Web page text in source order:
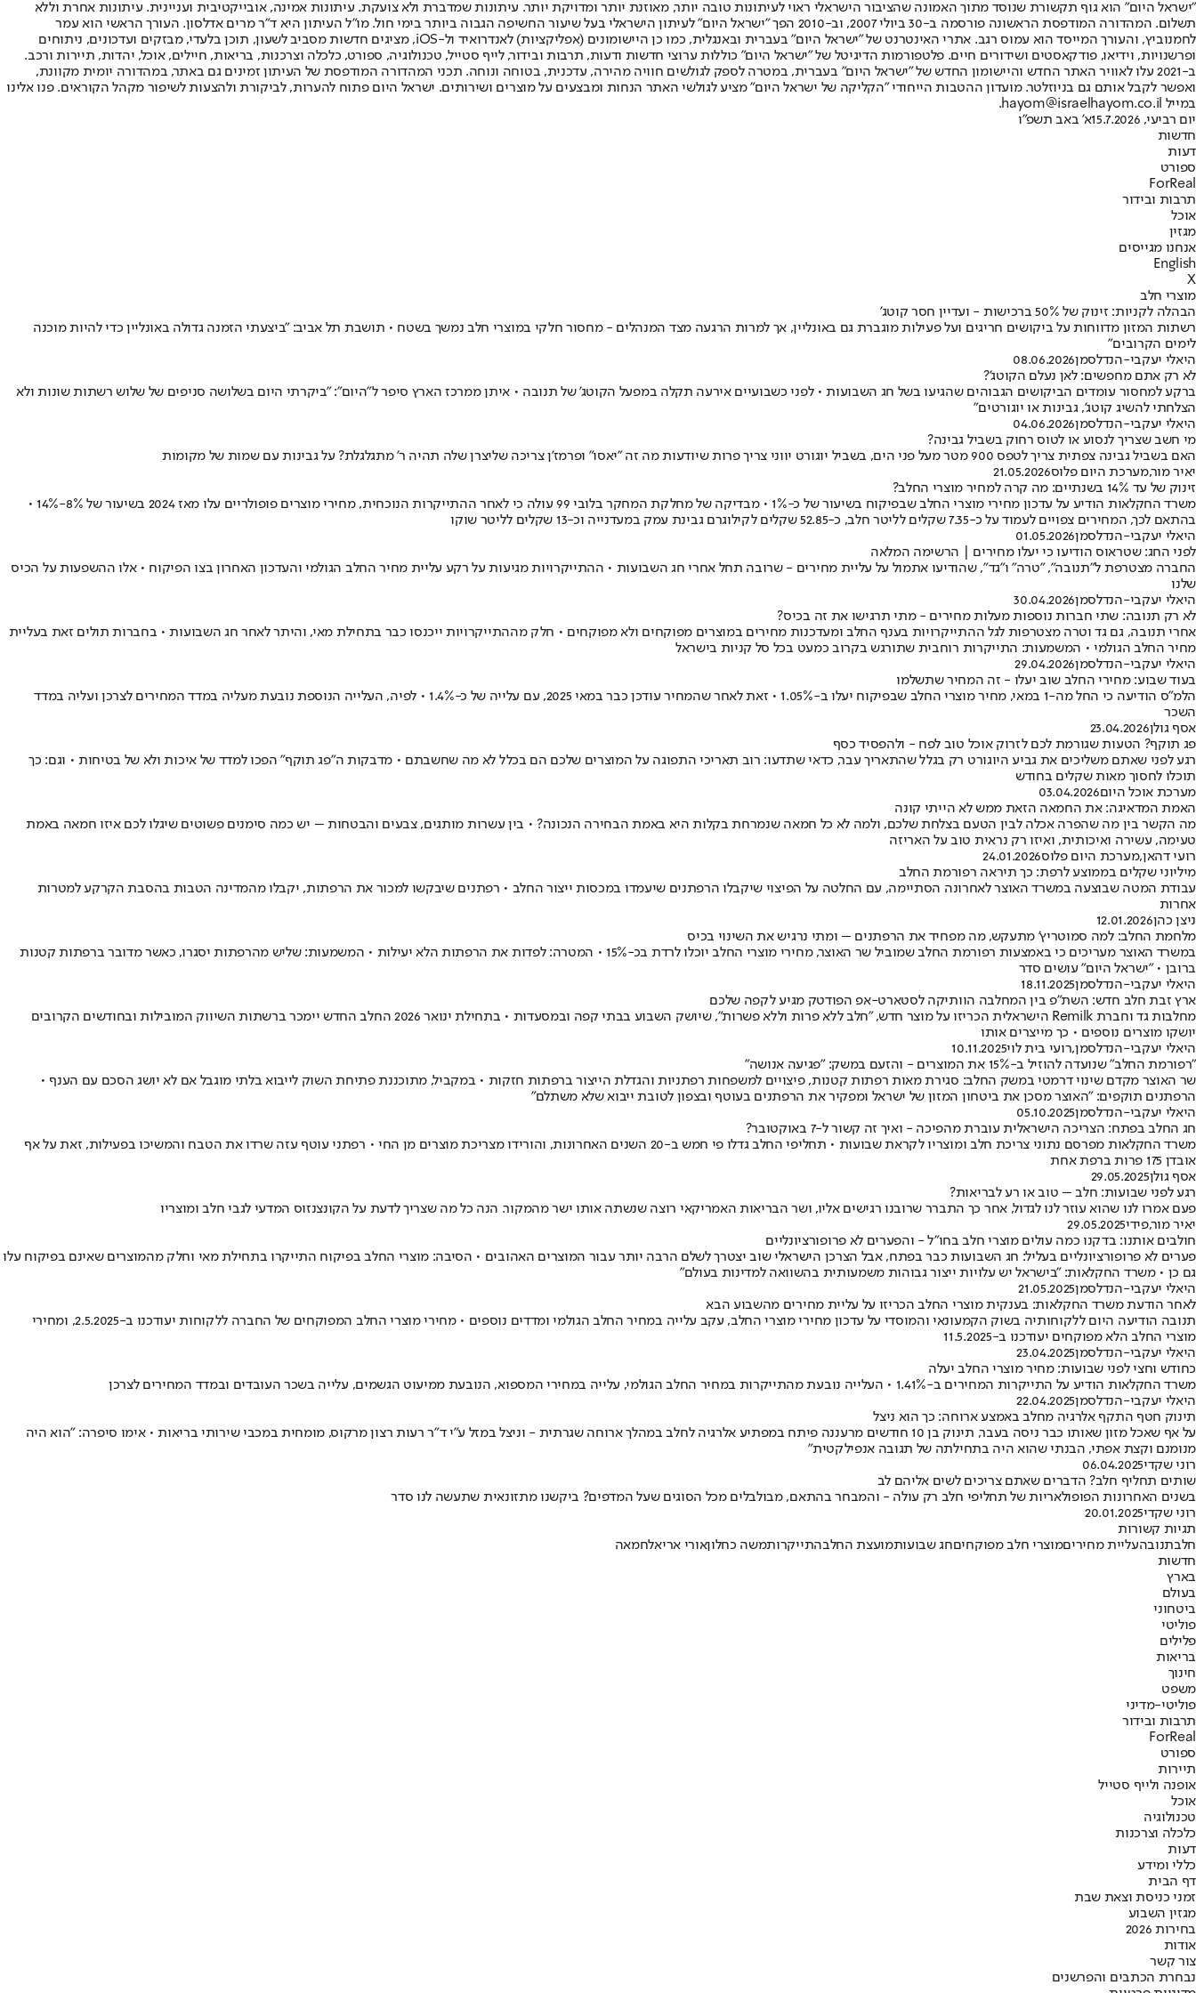
"ישראל היום" הוא גוף תקשורת שנוסד מתוך האמונה שהציבור הישראלי ראוי לעיתונות טובה יותר, מאוזנת יותר ומדויקת יותר. עיתונות שמדברת ולא צועקת. עיתונות אמינה, אובייקטיבית ועניינית. עיתונות אחרת וללא
תשלום. המהדורה המודפסת הראשונה פורסמה ב-30 ביולי 2007, וב-2010 הפך "ישראל היום" לעיתון הישראלי בעל שיעור החשיפה הגבוה ביותר בימי חול. מו"ל העיתון היא ד"ר מרים אדלסון. העורך הראשי הוא עמר
לחמנוביץ, והעורך המייסד הוא עמוס רגב. אתרי האינטרנט של "ישראל היום" בעברית ובאנגלית, כמו כן היישומונים (אפליקציות) לאנדרואיד ול-iOS, מציגים חדשות מסביב לשעון, תוכן בלעדי, מבזקים ועדכונים, ניתוחים
ופרשנויות, וידיאו, פודקאסטים ושידורים חיים. פלטפורמות הדיגיטל של "ישראל היום" כוללות ערוצי חדשות ודעות, תרבות ובידור, לייף סטייל, טכנולוגיה, ספורט, כלכלה וצרכנות, בריאות, חיילים, אוכל, יהדות, תיירות ורכב.
ב-2021 עלו לאוויר האתר החדש והיישומון החדש של "ישראל היום" בעברית, במטרה לספק לגולשים חוויה מהירה, עדכנית, בטוחה ונוחה. תכני המהדורה המודפסת של העיתון זמינים גם באתר, במהדורה יומית מקוונת,
ואפשר לקבל אותם גם בניוזלטר. מועדון ההטבות הייחודי "הקליקה של ישראל היום" מציע לגולשי האתר הנחות ומבצעים על מוצרים ושירותים. ישראל היום פתוח להערות, לביקורת ולהצעות לשיפור מקהל הקוראים. פנו אלינו
במייל hayom@israelhayom.co.il.
יום רביעי, 15.7.2026
א' באב תשפ"ו
חדשות
דעות
ספורט
ForReal
תרבות ובידור
אוכל
מגזין
אנחנו מגייסים
English
X
מוצרי חלב
הבהלה לקניות: זינוק של 50% ברכישות - ועדיין חסר קוטג'
רשתות המזון מדווחות על ביקושים חריגים ועל פעילות מוגברת גם באונליין, אך למרות הרגעה מצד המנהלים - מחסור חלקי במוצרי חלב נמשך בשטח • תושבת תל אביב: "ביצעתי הזמנה גדולה באונליין כדי להיות מוכנה
לימים הקרובים"
היאלי יעקבי-הנדלסמן08.06.2026
לא רק אתם מחפשים: לאן נעלם הקוטג'?
ברקע למחסור עומדים הביקושים הגבוהים שהגיעו בשל חג השבועות • לפני כשבועיים אירעה תקלה במפעל הקוטג' של תנובה • איתן ממרכז הארץ סיפר ל"היום": "ביקרתי היום בשלושה סניפים של שלוש רשתות שונות ולא
הצלחתי להשיג קוטג', גבינות או יוגורטים"
היאלי יעקבי-הנדלסמן04.06.2026
מי חשב שצריך לנסוע או לטוס רחוק בשביל גבינה?
האם בשביל גבינה צפתית צריך לטפס 900 מטר מעל פני הים, בשביל יוגורט יווני צריך פרות שיודעות מה זה "יאסו" ופרמז’ן צריכה שליצרן שלה תהיה ר’ מתגלגלת? על גבינות עם שמות של מקומות
יאיר מור,מערכת היום פלוס21.05.2026
זינוק של עד 14% בשנתיים: מה קרה למחיר מוצרי החלב?
משרד החקלאות הודיע על עדכון מחירי מוצרי החלב שבפיקוח בשיעור של כ-1% • מבדיקה של מחלקת המחקר בלובי 99 עולה כי לאחר ההתייקרות הנוכחית, מחירי מוצרים פופולריים עלו מאז 2024 בשיעור של 8%-14% •
בהתאם לכך, המחירים צפויים לעמוד על כ-7.35 שקלים לליטר חלב, כ-52.85 שקלים לקילוגרם גבינת עמק במעדנייה וכ-13 שקלים לליטר שוקו
היאלי יעקבי-הנדלסמן01.05.2026
לפני החג: שטראוס הודיעו כי יעלו מחירים | הרשימה המלאה
החברה מצטרפת ל"תנובה", "טרה" ו"גד", שהודיעו אתמול על עליית מחירים - שרובה תחל אחרי חג השבועות • ההתייקרויות מגיעות על רקע עליית מחיר החלב הגולמי והעדכון האחרון בצו הפיקוח • אלו ההשפעות על הכיס
שלנו
היאלי יעקבי-הנדלסמן30.04.2026
לא רק תנובה: שתי חברות נוספות מעלות מחירים - מתי תרגישו את זה בכיס?
אחרי תנובה, גם גד וטרה מצטרפות לגל ההתייקרויות בענף החלב ומעדכנות מחירים במוצרים מפוקחים ולא מפוקחים • חלק מההתייקרויות ייכנסו כבר בתחילת מאי, והיתר לאחר חג השבועות • בחברות תולים זאת בעליית
מחיר החלב הגולמי • המשמעות: התייקרות רוחבית שתורגש בקרוב כמעט בכל סל קניות בישראל
היאלי יעקבי-הנדלסמן29.04.2026
בעוד שבוע: מחירי החלב שוב יעלו - זה המחיר שתשלמו
הלמ"ס הודיעה כי החל מה-1 במאי, מחיר מוצרי החלב שבפיקוח יעלו ב-1.05% • זאת לאחר שהמחיר עודכן כבר במאי 2025, עם עלייה של כ-1.4% • לפיה, העלייה הנוספת נובעת מעליה במדד המחירים לצרכן ועליה במדד
השכר
אסף גולן23.04.2026
פג תוקף? הטעות שגורמת לכם לזרוק אוכל טוב לפח - ולהפסיד כסף
רגע לפני שאתם משליכים את גביע היוגורט רק בגלל שהתאריך עבר, כדאי שתדעו: רוב תאריכי התפוגה על המוצרים שלכם הם בכלל לא מה שחשבתם • מדבקות ה"פג תוקף" הפכו למדד של איכות ולא של בטיחות • וגם: כך
תוכלו לחסוך מאות שקלים בחודש
מערכת אוכל היום03.04.2026
האמת המדאיגה: את החמאה הזאת ממש לא הייתי קונה
מה הקשר בין מה שהפרה אכלה לבין הטעם בצלחת שלכם, ולמה לא כל חמאה שנמרחת בקלות היא באמת הבחירה הנכונה? • בין עשרות מותגים, צבעים והבטחות – יש כמה סימנים פשוטים שיגלו לכם איזו חמאה באמת
טעימה, עשירה ואיכותית, ואיזו רק נראית טוב על האריזה
רועי דהאן,מערכת היום פלוס24.01.2026
מיליוני שקלים בממוצע לרפת: כך תיראה רפורמת החלב
עבודת המטה שבוצעה במשרד האוצר לאחרונה הסתיימה, עם החלטה על הפיצוי שיקבלו הרפתנים שיעמדו במכסות ייצור החלב • רפתנים שיבקשו למכור את הרפתות, יקבלו מהמדינה הטבות בהסבת הקרקע למטרות
אחרות
ניצן כהן12.01.2026
מלחמת החלב: למה סמוטריץ’ מתעקש, מה מפחיד את הרפתנים – ומתי נרגיש את השינוי בכיס
במשרד האוצר מעריכים כי באמצעות רפורמת החלב שמוביל שר האוצר, מחירי מוצרי החלב יוכלו לרדת בכ-15% • המטרה: לפדות את הרפתות הלא יעילות • המשמעות: שליש מהרפתות יסגרו, כאשר מדובר ברפתות קטנות
ברובן • "ישראל היום" עושים סדר
היאלי יעקבי-הנדלסמן18.11.2025
ארץ זבת חלב חדש: השת"פ בין המחלבה הוותיקה לסטארט-אפ הפודטק מגיע לקפה שלכם
מחלבות גד וחברת Remilk הישראלית הכריזו על מוצר חדש, "חלב ללא פרות וללא פשרות", שיושק השבוע בבתי קפה ובמסעדות • בתחילת ינואר 2026 החלב החדש יימכר ברשתות השיווק המובילות ובחודשים הקרובים
יושקו מוצרים נוספים • כך מייצרים אותו
היאלי יעקבי-הנדלסמן,רועי בית לוי10.11.2025
"רפורמת החלב" שנועדה להוזיל ב-15% את המוצרים - והזעם במשק: "פגיעה אנושה"
שר האוצר מקדם שינוי דרמטי במשק החלב: סגירת מאות רפתות קטנות, פיצויים למשפחות רפתניות והגדלת הייצור ברפתות חזקות • במקביל, מתוכננת פתיחת השוק לייבוא בלתי מוגבל אם לא יושג הסכם עם הענף •
הרפתנים תוקפים: "האוצר מסכן את ביטחון המזון של ישראל ומפקיר את הרפתנים בעוטף ובצפון לטובת ייבוא שלא משתלם"
היאלי יעקבי-הנדלסמן05.10.2025
חג החלב בפתח: הצריכה הישראלית עוברת מהפיכה - ואיך זה קשור ל-7 באוקטובר?
משרד החקלאות מפרסם נתוני צריכת חלב ומוצריו לקראת שבועות • תחליפי החלב גדלו פי חמש ב-20 השנים האחרונות, והורידו מצריכת מוצרים מן החי • רפתני עוטף עזה שרדו את הטבח והמשיכו בפעילות, זאת על אף
אובדן 175 פרות ברפת אחת
אסף גולן29.05.2025
רגע לפני שבועות: חלב – טוב או רע לבריאות?
פעם אמרו לנו שהוא עוזר לנו לגדול, אחר כך התברר שרובנו רגישים אליו, ושר הבריאות האמריקאי רוצה שנשתה אותו ישר מהמקור. הנה כל מה שצריך לדעת על הקונצנזוס המדעי לגבי חלב ומוצריו
יאיר מור,פידי29.05.2025
חולבים אותנו: בדקנו כמה עולים מוצרי חלב בחו"ל - והפערים לא פרופורציונליים
פערים לא פרופורציונליים בעליל: חג השבועות כבר בפתח, אבל הצרכן הישראלי שוב יצטרך לשלם הרבה יותר עבור המוצרים האהובים • הסיבה: מוצרי החלב בפיקוח התייקרו בתחילת מאי וחלק מהמוצרים שאינם בפיקוח עלו
גם כן • משרד החקלאות: "בישראל יש עלויות ייצור גבוהות משמעותית בהשוואה למדינות בעולם"
היאלי יעקבי-הנדלסמן21.05.2025
לאחר הודעת משרד החקלאות: בענקית מוצרי החלב הכריזו על עליית מחירים מהשבוע הבא
תנובה הודיעה היום ללקוחותיה בשוק הקמעונאי והמוסדי על עדכון מחירי מוצרי החלב, עקב עלייה במחיר החלב הגולמי ומדדים נוספים • מחירי מוצרי החלב המפוקחים של החברה ללקוחות יעודכנו ב-2.5.2025, ומחירי
מוצרי החלב הלא מפוקחים יעודכנו ב-11.5.2025
היאלי יעקבי-הנדלסמן23.04.2025
כחודש וחצי לפני שבועות: מחיר מוצרי החלב יעלה
משרד החקלאות הודיע על התייקרות המחירים ב-1.41% • העלייה נובעת מהתייקרות במחיר החלב הגולמי, עלייה במחירי המספוא, הנובעת ממיעוט הגשמים, עלייה בשכר העובדים ובמדד המחירים לצרכן
היאלי יעקבי-הנדלסמן22.04.2025
תינוק חטף התקף אלרגיה מחלב באמצע ארוחה: כך הוא ניצל
על אף שאכל מזון שאותו כבר ניסה בעבר, תינוק בן 10 חודשים מרעננה פיתח במפתיע אלרגיה לחלב במהלך ארוחה שגרתית - וניצל במזל ע"י ד"ר רעות רצון מרקוס, מומחית במכבי שירותי בריאות • אימו סיפרה: "הוא היה
מנומנם וקצת אפתי, הבנתי שהוא היה בתחילתה של תגובה אנפילקטית"
רוני שקדי06.04.2025
שותים תחליף חלב? הדברים שאתם צריכים לשים אליהם לב
בשנים האחרונות הפופולאריות של תחליפי חלב רק עולה - והמבחר בהתאם, מבולבלים מכל הסוגים שעל המדפים? ביקשנו מתזונאית שתעשה לנו סדר
רוני שקדי20.01.2025
תגיות קשורות
חלבתנובהעליית מחיריםמוצרי חלב מפוקחיםחג שבועותמועצת החלבהתייקרותמשה כחלוןאורי אריאלחמאה
חדשות
בארץ
בעולם
ביטחוני
פוליטי
פלילים
בריאות
חינוך
משפט
פוליטי-מדיני
תרבות ובידור
ForReal
ספורט
תיירות
אופנה ולייף סטייל
אוכל
טכנולוגיה
כלכלה וצרכנות
דעות
כללי ומידע
דף הבית
זמני כניסת וצאת שבת
מגזין השבוע
בחירות 2026
אודות
צור קשר
נבחרת הכתבים והפרשנים